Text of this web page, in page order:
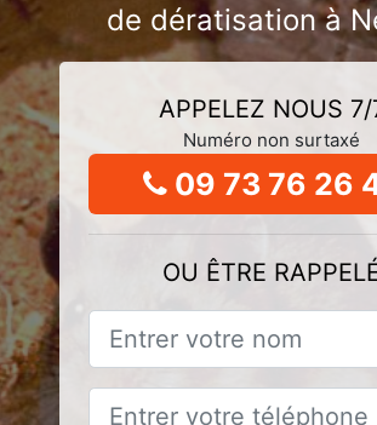
de dératisation à
APPELEZ NOUS 7/
Numéro non surtaxé
09 73 76 26
OU ÊTRE